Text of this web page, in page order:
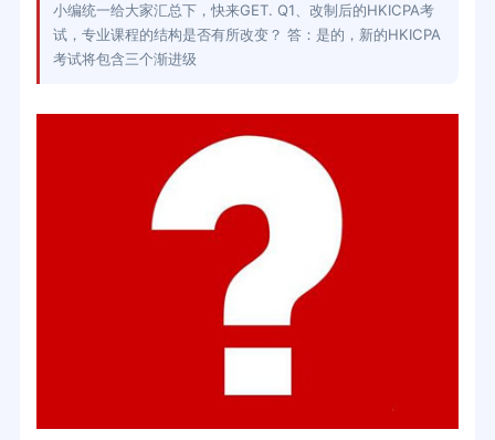
小编统一给大家汇总下，快来GET. Q1、改制后的HKICPA考
试，专业课程的结构是否有所改变？ 答：是的，新的HKICPA
考试将包含三个渐进级